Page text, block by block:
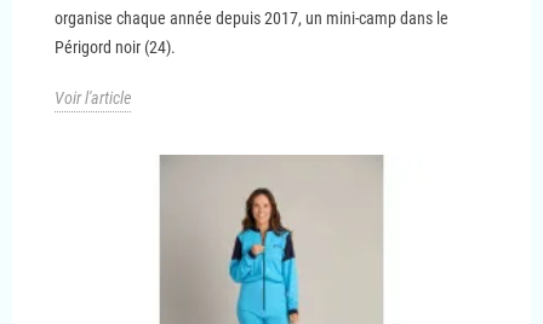
organise chaque année depuis 2017, un mini-camp dans le
Périgord noir (24).
Voir l'article